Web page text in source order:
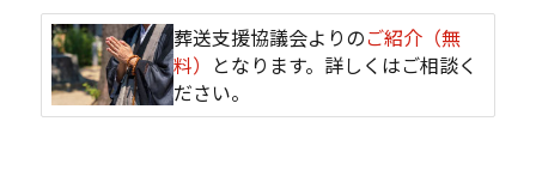
葬送支援協議会よりのご紹介（無
料） となります。詳しくはご相談く
ださい。